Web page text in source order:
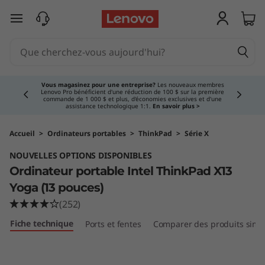
X
g
a
passer au contenu principal
Vous magasinez pour une entreprise?Les nouveaux membres
Lenovo Pro bénéficient d'une réduction de 100 $ sur la première
commande de 1 000 $ et plus, d'économies exclusives et d'une
assistance technologique 1:1. En savoir plus >
Currently displaying item 3 of 5
Accueil > Ordinateurs portables > ThinkPad > Série X
NOUVELLES OPTIONS DISPONIBLES
Ordinateur portable Intel ThinkPad X13
Yoga (13 pouces)
(252)
Fiche technique Ports et fentes Comparer des produits